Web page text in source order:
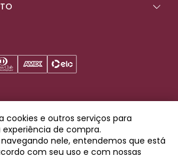
cookies e outros serviços para
de compra.
nele, entendemos que está
com seu uso e com nossas